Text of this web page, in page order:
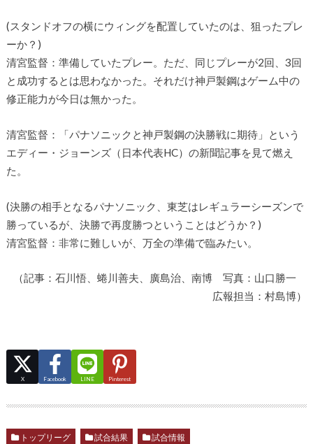
(スタンドオフの横にウィングを配置していたのは、狙ったプレ
ーか？)
清宮監督：準備していたプレー。ただ、同じプレーが2回、3回
と成功するとは思わなかった。それだけ神戸製鋼はゲーム中の
修正能力が今日は無かった。
清宮監督：「パナソニックと神戸製鋼の決勝戦に期待」という
エディー・ジョーンズ（日本代表HC）の新聞記事を見て燃え
た。
(決勝の相手となるパナソニック、東芝はレギュラーシーズンで
勝っているが、決勝で再度勝つということはどうか？)
清宮監督：非常に難しいが、万全の準備で臨みたい。
（記事：石川悟、蜷川善夫、廣島治、南博 写真：山口勝一
広報担当：村島博）
X Facebook LINE Pinterest
トップリーグ 試合結果 試合情報